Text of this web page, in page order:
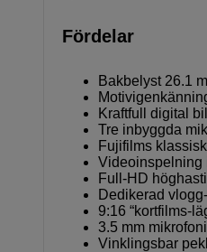
Fördelar
Bakbelyst 26.1
Kraftfull digital
Tre inbyggda
Fujifilms
Videoinspelning
Full-HD
Dedikerad
9:16 “kortfilms-
3.5 mm
Vinklingsbar